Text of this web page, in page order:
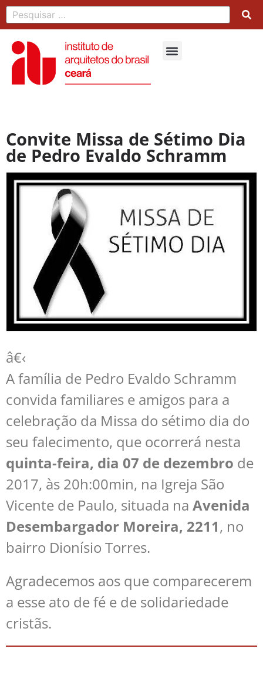
Convite Missa de Sétimo Dia
de Pedro Evaldo Schramm
â€‹
A família de Pedro Evaldo Schramm
convida familiares e amigos para a
celebração da Missa do sétimo dia do
seu falecimento, que ocorrerá nesta
quinta-feira, dia 07 de dezembro de
2017, às 20h:00min, na Igreja São
Vicente de Paulo, situada na Avenida
Desembargador Moreira, 2211, no
bairro Dionísio Torres.
Agradecemos aos que comparecerem
a esse ato de fé e de solidariedade
cristãs.